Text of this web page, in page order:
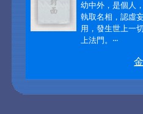
幼中外，是個人
執取名相，認虛
用，發生世上一
上法門。‧‧‧